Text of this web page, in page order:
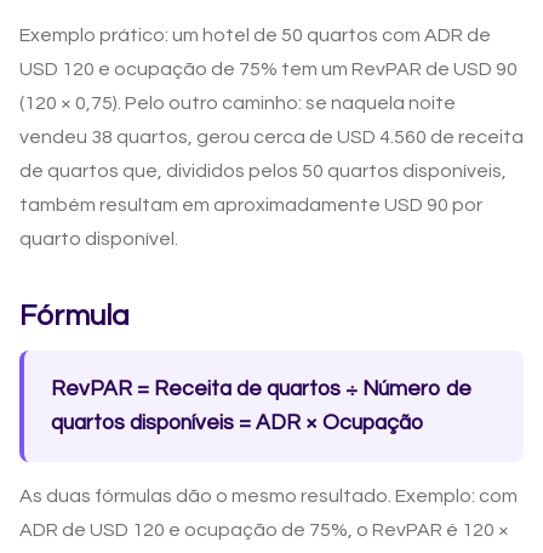
Exemplo prático: um hotel de 50 quartos com ADR de
USD 120 e ocupação de 75% tem um RevPAR de USD 90
(120 × 0,75). Pelo outro caminho: se naquela noite
vendeu 38 quartos, gerou cerca de USD 4.560 de receita
de quartos que, divididos pelos 50 quartos disponíveis,
também resultam em aproximadamente USD 90 por
quarto disponível.
Fórmula
RevPAR = Receita de quartos ÷ Número de
quartos disponíveis = ADR × Ocupação
As duas fórmulas dão o mesmo resultado. Exemplo: com
ADR de USD 120 e ocupação de 75%, o RevPAR é 120 ×